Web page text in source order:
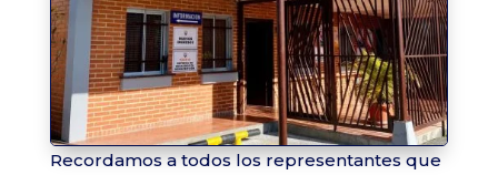
Recordamos a todos los representantes que